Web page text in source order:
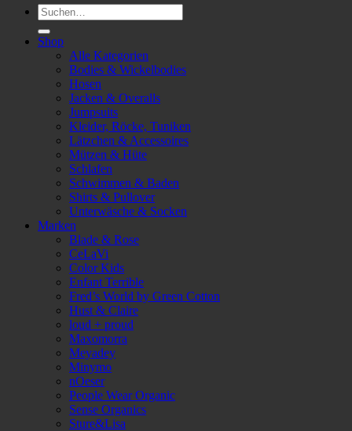
Suchen
nach:
Shop
Alle Kategorien
Bodies & Wickelbodies
Hosen
Jacken & Overalls
Jumpsuits
Kleider, Röcke, Tuniken
Lätzchen & Accessoires
Mützen & Hüte
Schlafen
Schwimmen & Baden
Shirts & Pullover
Unterwäsche & Socken
Marken
Blade & Rose
CeLaVi
Color Kids
Enfant Terrible
Fred’s World by Green Cotton
Hust & Claire
loud + proud
Maxomorra
Meyadey
Minymo
nOeser
People Wear Organic
Sense Organics
Sture&Lisa